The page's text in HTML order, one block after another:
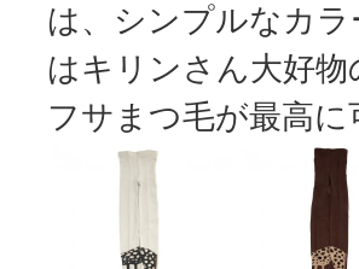
は、シンプルなカ
はキリンさん大好
フサまつ毛が最高